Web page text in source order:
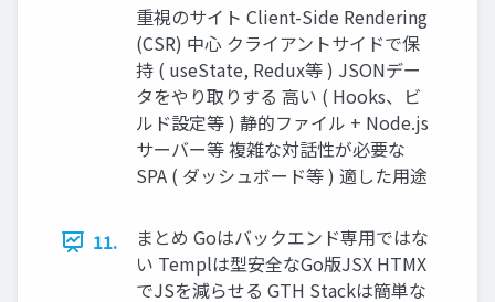
重視のサイト Client-Side Rendering
(CSR) 中心 クライアントサイドで保
持 ( useState, Redux等 ) JSONデー
タをやり取りする 高い ( Hooks、ビ
ルド設定等 ) 静的ファイル + Node.js
サーバー等 複雑な対話性が必要な
SPA ( ダッシュボード等 ) 適した用途
11.
まとめ Goはバックエンド専用ではな
い Templは型安全なGo版JSX HTMX
でJSを減らせる GTH Stackは簡単な